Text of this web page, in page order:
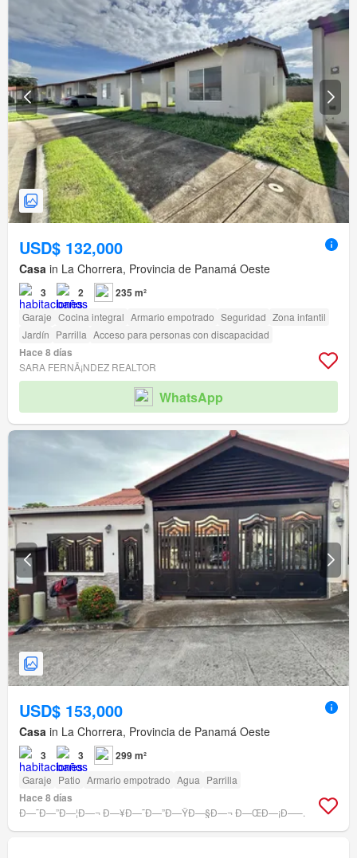
USD$ 132,000
Casa in La Chorrera, Provincia de Panamá Oeste
3 2 235 m²
Garaje Cocina integral Armario empotrado Seguridad Zona infantil
Jardín Parrilla Acceso para personas con discapacidad
Hace 8 días
SARA FERNÃ¡NDEZ REALTOR
WhatsApp
USD$ 153,000
Casa in La Chorrera, Provincia de Panamá Oeste
3 3 299 m²
Garaje Patio Armario empotrado Agua Parrilla
Hace 8 días
Ð—˜Ð—”Ð—¦Ð—¬ Ð—¥Ð—˜Ð—”Ð—ŸÐ—§Ð—¬ Ð—ŒÐ—¡Ð—–.